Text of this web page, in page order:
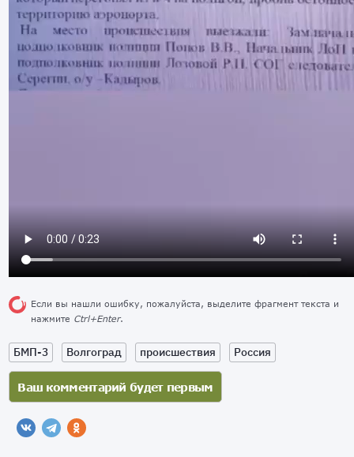
Если вы нашли ошибку, пожалуйста, выделите фрагмент текста и
нажмите Ctrl+Enter.
БМП-3 Волгоград происшествия Россия